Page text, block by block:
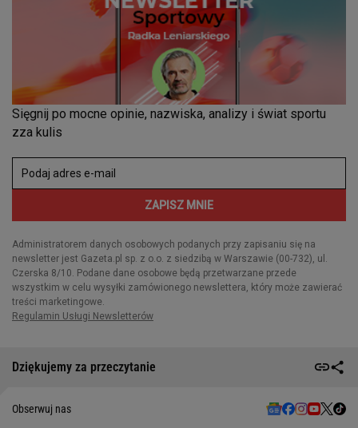
Dziękujemy za przeczytanie
Obserwuj nas